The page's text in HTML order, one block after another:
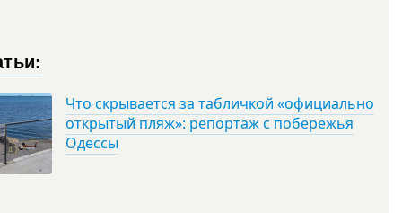
Что скрывается за табличкой «официально
открытый пляж»: репортаж с побережья
Одессы